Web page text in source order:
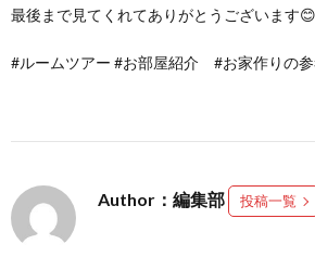
最後まで見てくれてありがとうございます😊
#ルームツアー #お部屋紹介 #お家作りの参
Author：編集部 投稿一覧